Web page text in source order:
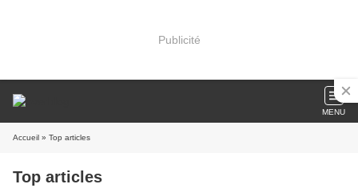
Publicité
MENU
Accueil » Top articles
Top articles